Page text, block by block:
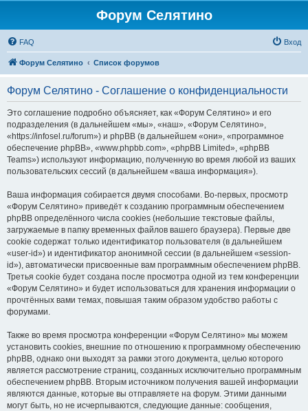
Форум Селятино
FAQ Вход
Форум Селятино Список форумов
Форум Селятино - Соглашение о конфиденциальности
Это соглашение подробно объясняет, как «Форум Селятино» и его
подразделения (в дальнейшем «мы», «наш», «Форум Селятино»,
«https://infosel.ru/forum») и phpBB (в дальнейшем «они», «программное
обеспечение phpBB», «www.phpbb.com», «phpBB Limited», «phpBB
Teams») используют информацию, полученную во время любой из ваших
пользовательских сессий (в дальнейшем «ваша информация»).
Ваша информация собирается двумя способами. Во-первых, просмотр
«Форум Селятино» приведёт к созданию программным обеспечением
phpBB определённого числа cookies (небольшие текстовые файлы,
загружаемые в папку временных файлов вашего браузера). Первые две
cookie содержат только идентификатор пользователя (в дальнейшем
«user-id») и идентификатор анонимной сессии (в дальнейшем «session-
id»), автоматически присвоенные вам программным обеспечением phpBB.
Третья cookie будет создана после просмотра одной из тем конференции
«Форум Селятино» и будет использоваться для хранения информации о
прочтённых вами темах, повышая таким образом удобство работы с
форумами.
Также во время просмотра конференции «Форум Селятино» мы можем
установить cookies, внешние по отношению к программному обеспечению
phpBB, однако они выходят за рамки этого документа, целью которого
является рассмотрение страниц, созданных исключительно программным
обеспечением phpBB. Вторым источником получения вашей информации
являются данные, которые вы отправляете на форум. Этими данными
могут быть, но не исчерпываются, следующие данные: сообщения,